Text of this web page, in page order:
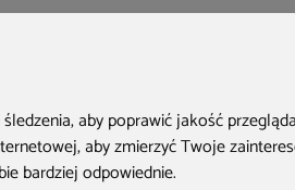
aby poprawić jakość
,aby zmierzyć Twoje
bardziej odpowiednie.